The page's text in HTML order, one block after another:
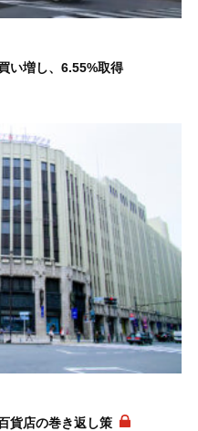
い増し、6.55%取得
貨店の巻き返し策